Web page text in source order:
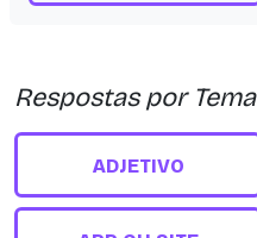
Respostas por Tema
ADJETIVO